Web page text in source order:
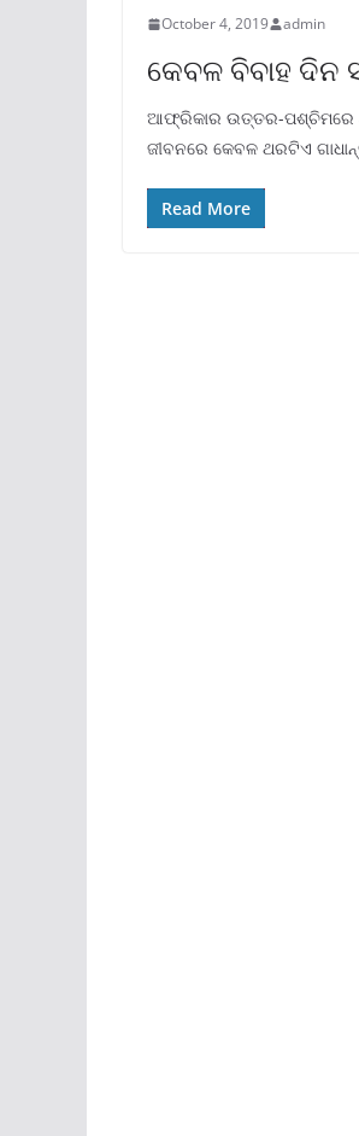
October 4, 2019 admin
କେବଳ ବିବାହ ଦିନ
ଆଫ୍ରିକାର ଉତ୍ତର-ପଶ୍ଚିମରେ
ଜୀବନରେ କେବଳ ଥରଟିଏ
Read More